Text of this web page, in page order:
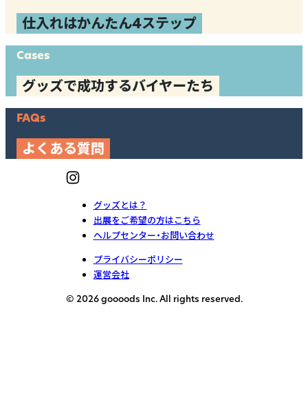
仕入れはかんたん4ステップ
Cases
グッズで成功するバイヤーたち
FAQs
よくある質問
グッズとは？
出展をご希望の方はこちら
ヘルプセンター・お問い合わせ
プライバシーポリシー
運営会社
© 2026 goooods Inc. All rights reserved.